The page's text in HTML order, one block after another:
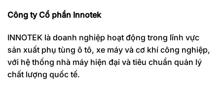
Công ty Cổ phần Innotek
INNOTEK là doanh nghiệp hoạt động trong lĩnh vực
sản xuất phụ tùng ô tô, xe máy và cơ khí công nghiệp,
với hệ thống nhà máy hiện đại và tiêu chuẩn quản lý
chất lượng quốc tế.